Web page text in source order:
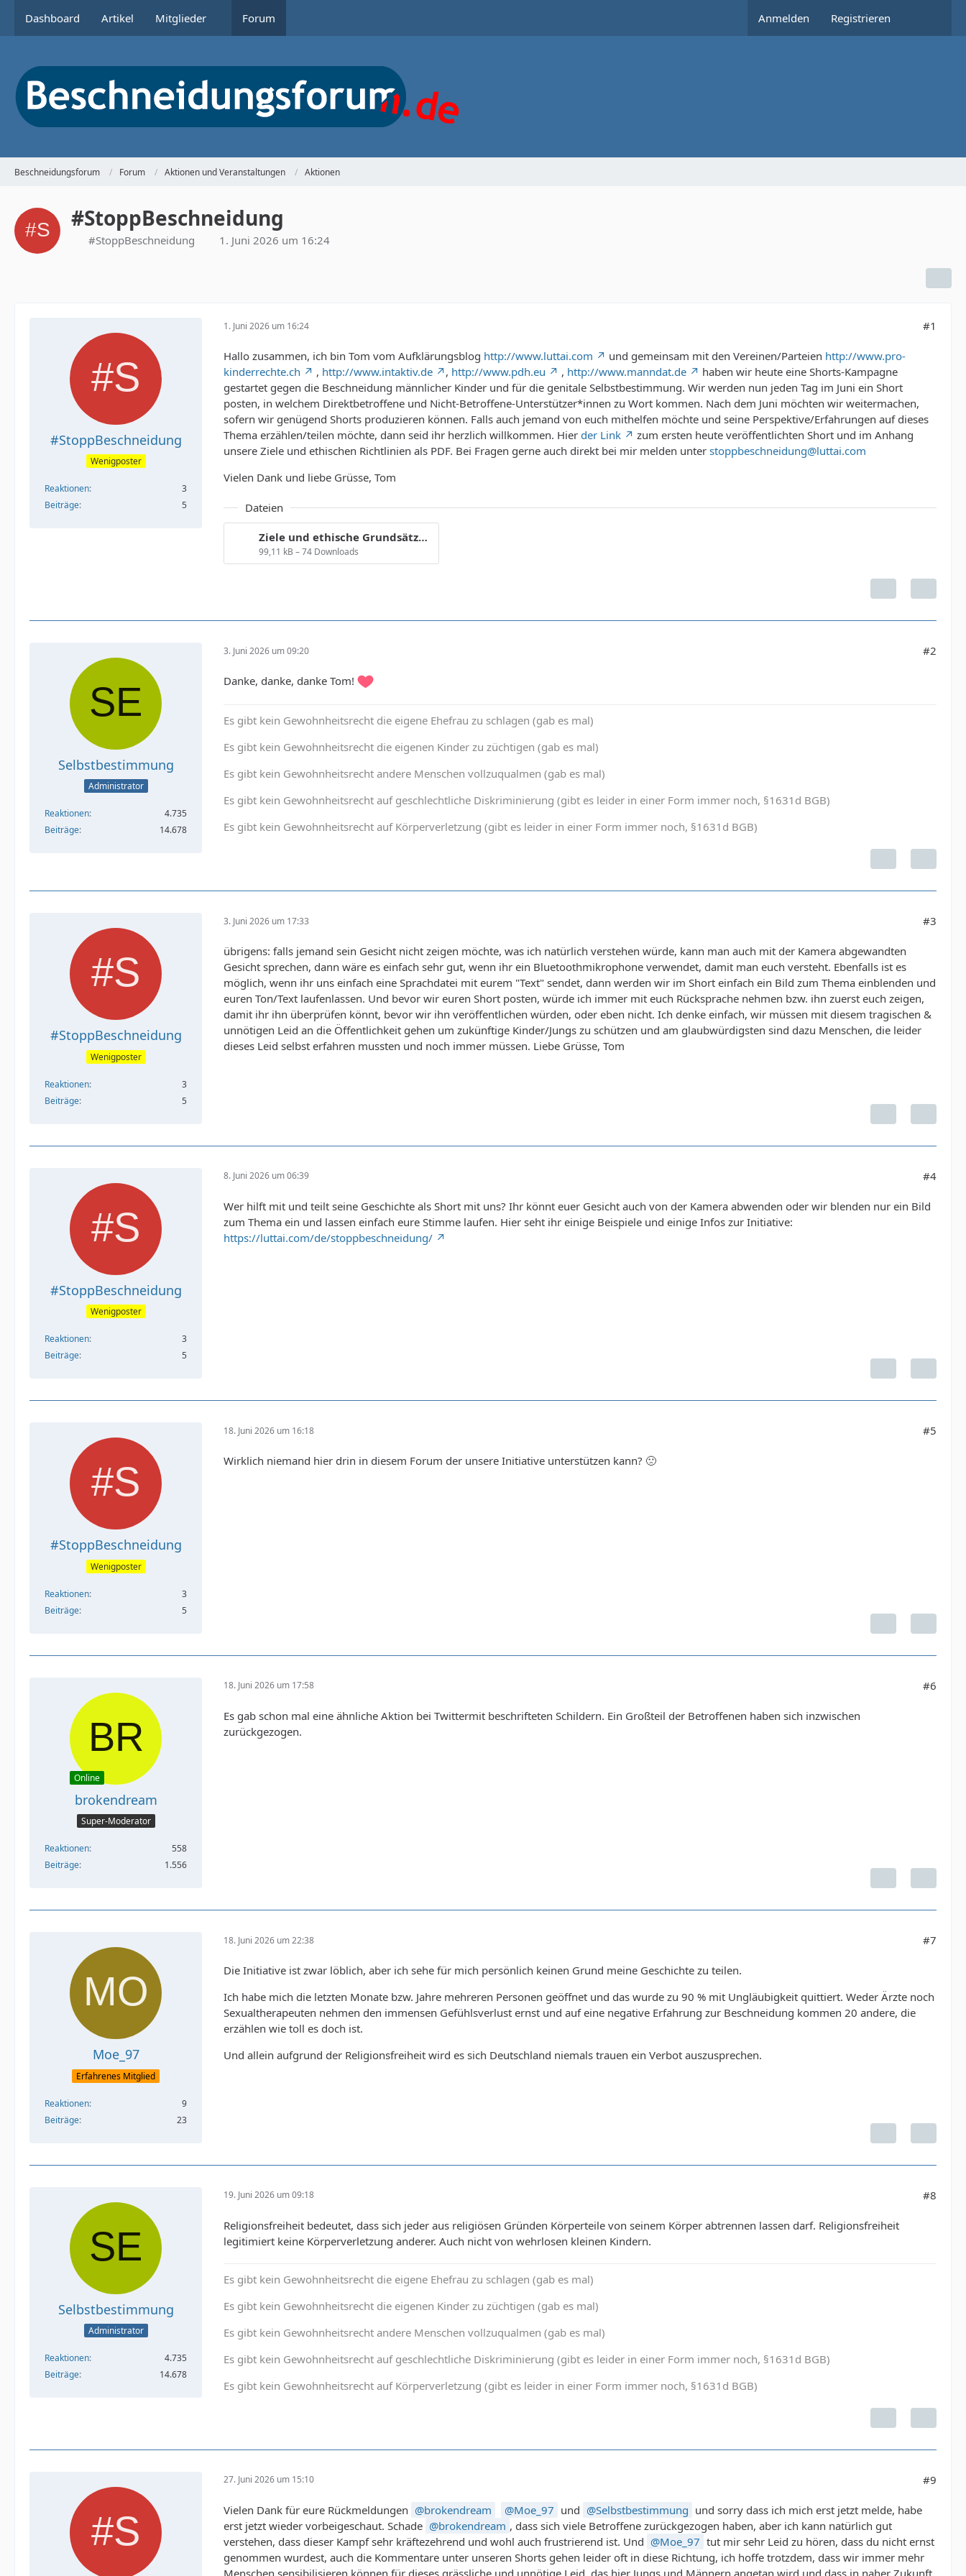
Dashboard Artikel Mitglieder Forum Anmelden Registrieren
Beschneidungsforum Forum Aktionen und Veranstaltungen Aktionen
#StoppBeschneidung
#StoppBeschneidung 1. Juni 2026 um 16:24
#StoppBeschneidung
Wenigposter
Reaktionen
3
Beiträge
5
1. Juni 2026 um 16:24 #1
Hallo zusammen, ich bin Tom vom Aufklärungsblog http://www.luttai.com und gemeinsam mit den Vereinen/Parteien http://www.pro-
kinderrechte.ch
, http://www.intaktiv.de , http://www.pdh.eu , http://www.manndat.de
haben wir heute eine Shorts-Kampagne
gestartet gegen die Beschneidung männlicher Kinder und für die genitale Selbstbestimmung. Wir werden nun jeden Tag im Juni ein Short
posten, in welchem Direktbetroffene und Nicht-Betroffene-Unterstützer*innen zu Wort kommen. Nach dem Juni möchten wir weitermachen,
sofern wir genügend Shorts produzieren können. Falls auch jemand von euch mithelfen möchte und seine Perspektive/Erfahrungen auf dieses
Thema erzählen/teilen möchte, dann seid ihr herzlich willkommen. Hier der Link
zum ersten heute veröffentlichten Short und im Anhang
unsere Ziele und ethischen Richtlinien als PDF. Bei Fragen gerne auch direkt bei mir melden unter stoppbeschneidung@luttai.com
Vielen Dank und liebe Grüsse, Tom
Dateien
Ziele und ethische Grundsätze der Initiative #StoppBeschneidung.pdf
99,11 kB – 74 Downloads
Selbstbestimmung
Administrator
Reaktionen
4.735
Beiträge
14.678
3. Juni 2026 um 09:20 #2
Danke, danke, danke Tom!
Es gibt kein Gewohnheitsrecht die eigene Ehefrau zu schlagen (gab es mal)
Es gibt kein Gewohnheitsrecht die eigenen Kinder zu züchtigen (gab es mal)
Es gibt kein Gewohnheitsrecht andere Menschen vollzuqualmen (gab es mal)
Es gibt kein Gewohnheitsrecht auf geschlechtliche Diskriminierung (gibt es leider in einer Form immer noch, §1631d BGB)
Es gibt kein Gewohnheitsrecht auf Körperverletzung (gibt es leider in einer Form immer noch, §1631d BGB)
#StoppBeschneidung
Wenigposter
Reaktionen
3
Beiträge
5
3. Juni 2026 um 17:33 #3
übrigens: falls jemand sein Gesicht nicht zeigen möchte, was ich natürlich verstehen würde, kann man auch mit der Kamera abgewandten
Gesicht sprechen, dann wäre es einfach sehr gut, wenn ihr ein Bluetoothmikrophone verwendet, damit man euch versteht. Ebenfalls ist es
möglich, wenn ihr uns einfach eine Sprachdatei mit eurem "Text" sendet, dann werden wir im Short einfach ein Bild zum Thema einblenden und
euren Ton/Text laufenlassen. Und bevor wir euren Short posten, würde ich immer mit euch Rücksprache nehmen bzw. ihn zuerst euch zeigen,
damit ihr ihn überprüfen könnt, bevor wir ihn veröffentlichen würden, oder eben nicht. Ich denke einfach, wir müssen mit diesem tragischen &
unnötigen Leid an die Öffentlichkeit gehen um zukünftige Kinder/Jungs zu schützen und am glaubwürdigsten sind dazu Menschen, die leider
dieses Leid selbst erfahren mussten und noch immer müssen. Liebe Grüsse, Tom
#StoppBeschneidung
Wenigposter
Reaktionen
3
Beiträge
5
8. Juni 2026 um 06:39 #4
Wer hilft mit und teilt seine Geschichte als Short mit uns? Ihr könnt euer Gesicht auch von der Kamera abwenden oder wir blenden nur ein Bild
zum Thema ein und lassen einfach eure Stimme laufen. Hier seht ihr einige Beispiele und einige Infos zur Initiative:
https://luttai.com/de/stoppbeschneidung/
#StoppBeschneidung
Wenigposter
Reaktionen
3
Beiträge
5
18. Juni 2026 um 16:18 #5
Wirklich niemand hier drin in diesem Forum der unsere Initiative unterstützen kann? 🙁
Online
brokendream
Super-Moderator
Reaktionen
558
Beiträge
1.556
18. Juni 2026 um 17:58 #6
Es gab schon mal eine ähnliche Aktion bei Twittermit beschrifteten Schildern. Ein Großteil der Betroffenen haben sich inzwischen
zurückgezogen.
Moe_97
Erfahrenes Mitglied
Reaktionen
9
Beiträge
23
18. Juni 2026 um 22:38 #7
Die Initiative ist zwar löblich, aber ich sehe für mich persönlich keinen Grund meine Geschichte zu teilen.
Ich habe mich die letzten Monate bzw. Jahre mehreren Personen geöffnet und das wurde zu 90 % mit Ungläubigkeit quittiert. Weder Ärzte noch
Sexualtherapeuten nehmen den immensen Gefühlsverlust ernst und auf eine negative Erfahrung zur Beschneidung kommen 20 andere, die
erzählen wie toll es doch ist.
Und allein aufgrund der Religionsfreiheit wird es sich Deutschland niemals trauen ein Verbot auszusprechen.
Selbstbestimmung
Administrator
Reaktionen
4.735
Beiträge
14.678
19. Juni 2026 um 09:18 #8
Religionsfreiheit bedeutet, dass sich jeder aus religiösen Gründen Körperteile von seinem Körper abtrennen lassen darf. Religionsfreiheit
legitimiert keine Körperverletzung anderer. Auch nicht von wehrlosen kleinen Kindern.
Es gibt kein Gewohnheitsrecht die eigene Ehefrau zu schlagen (gab es mal)
Es gibt kein Gewohnheitsrecht die eigenen Kinder zu züchtigen (gab es mal)
Es gibt kein Gewohnheitsrecht andere Menschen vollzuqualmen (gab es mal)
Es gibt kein Gewohnheitsrecht auf geschlechtliche Diskriminierung (gibt es leider in einer Form immer noch, §1631d BGB)
Es gibt kein Gewohnheitsrecht auf Körperverletzung (gibt es leider in einer Form immer noch, §1631d BGB)
27. Juni 2026 um 15:10 #9
Vielen Dank für eure Rückmeldungen brokendream Moe_97 und Selbstbestimmung und sorry dass ich mich erst jetzt melde, habe
erst jetzt wieder vorbeigeschaut. Schade
brokendream , dass sich viele Betroffene zurückgezogen haben, aber ich kann natürlich gut
verstehen, dass dieser Kampf sehr kräftezehrend und wohl auch frustrierend ist. Und
Moe_97 tut mir sehr Leid zu hören, dass du nicht ernst
genommen wurdest, auch die Kommentare unter unseren Shorts gehen leider oft in diese Richtung, ich hoffe trotzdem, dass wir immer mehr
Menschen sensibilisieren können für dieses grässliche und unnötige Leid, das hier Jungs und Männern angetan wird und dass in naher Zukunft